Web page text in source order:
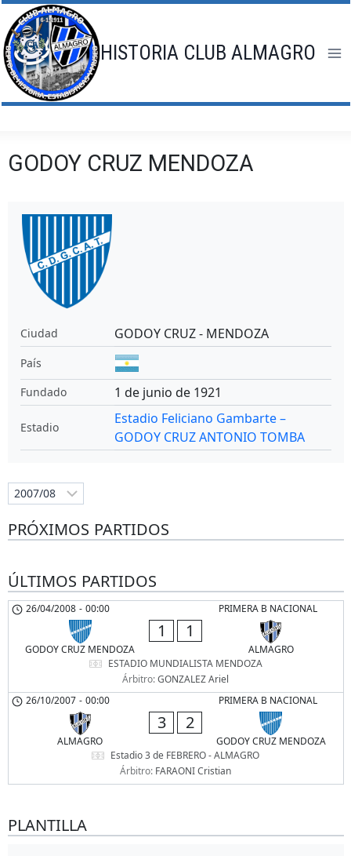
Saltar
al
contenido
HISTORIA CLUB ALMAGRO
GODOY CRUZ MENDOZA
Ciudad GODOY CRUZ - MENDOZA
País
Fundado
1 de junio de 1921
Estadio
Estadio Feliciano Gambarte –
GODOY CRUZ ANTONIO TOMBA
PRÓXIMOS PARTIDOS
ÚLTIMOS PARTIDOS
PRIMERA B NACIONAL
26/04/2008 - 00:00
GODOY CRUZ MENDOZA
1 1
ALMAGRO
ESTADIO MUNDIALISTA MENDOZA
Árbitro:GONZALEZ Ariel
PRIMERA B NACIONAL
26/10/2007 - 00:00
ALMAGRO
3 2
GODOY CRUZ MENDOZA
Estadio 3 de FEBRERO - ALMAGRO
Árbitro: FARAONI Cristian
PLANTILLA